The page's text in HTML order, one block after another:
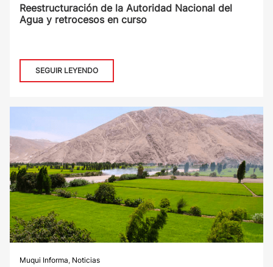
Reestructuración de la Autoridad Nacional del
Agua y retrocesos en curso
SEGUIR LEYENDO
Muqui Informa, Noticias